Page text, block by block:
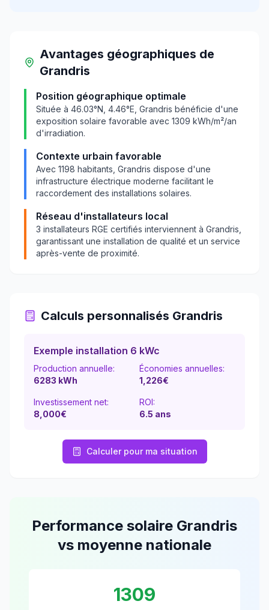
Avantages géographiques de
Grandris
Position géographique optimale
Située à 46.03°N, 4.46°E, Grandris bénéficie d'une
exposition solaire favorable avec 1309 kWh/m²/an
d'irradiation.
Contexte urbain favorable
Avec 1198 habitants, Grandris dispose d'une
infrastructure électrique moderne facilitant le
raccordement des installations solaires.
Réseau d'installateurs local
3 installateurs RGE certifiés interviennent à Grandris
garantissant une installation de qualité et un service
après-vente de proximité.
Calculs personnalisés Grandris
Exemple installation 6 kWc
Production annuelle:
6283 kWh
Économies annuelles:
1,226€
Investissement net:
8,000€
ROI:
6.5 ans
Calculer pour ma situation
Performance solaire Grandris
vs moyenne nationale
1309